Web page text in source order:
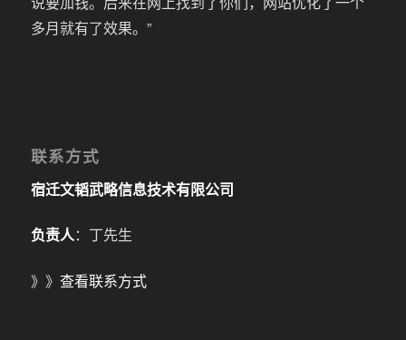
多月就有了效果。”
联系方式
宿迁文韬武略信息技术有限公司
负责人：丁先生
》》 查看联系方式